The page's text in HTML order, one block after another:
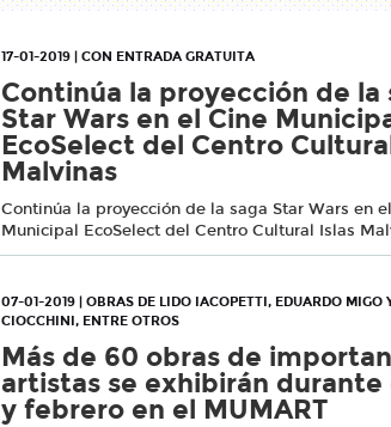
17-01-2019 | CON ENTRADA GRATUITA
Continúa la proyección de la
Star Wars en el Cine
EcoSelect del Centro
Malvinas
Continúa la proyección de la saga Star Wars en
Municipal EcoSelect del Centro Cultural Islas
07-01-2019 | OBRAS DE LIDO IACOPETTI, EDUARDO MIGO
CIOCCHINI, ENTRE OTROS
Más de 60 obras de
artistas se exhibirán durante
y febrero en el MUMART